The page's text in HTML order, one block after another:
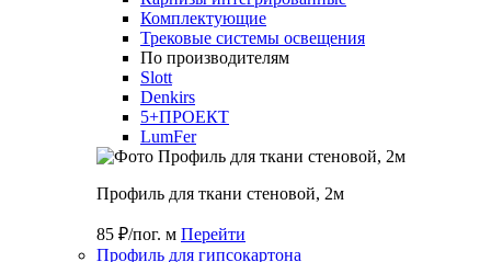
Комплектующие
Трековые системы освещения
По производителям
Slott
Denkirs
5+ПРОЕКТ
LumFer
Профиль для ткани стеновой, 2м
85 ₽/пог. м Перейти
Профиль для гипсокартона